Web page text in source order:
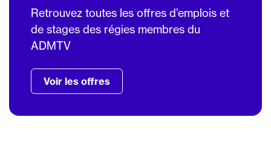
Retrouvez toutes les offres d’emplois et
de stages des régies membres du
ADMTV
Voir les offres